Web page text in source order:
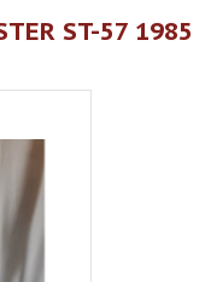
ST-57 1985